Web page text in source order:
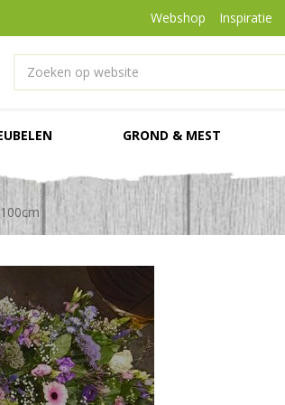
Webshop Inspiratie
GROND & MEST